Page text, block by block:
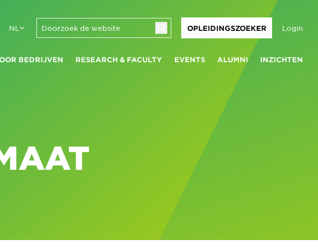
NL OPLEIDINGSZOEKER Login
BEDRIJVEN RESEARCH & FACULTY EVENTS ALUMNI INZICHTEN